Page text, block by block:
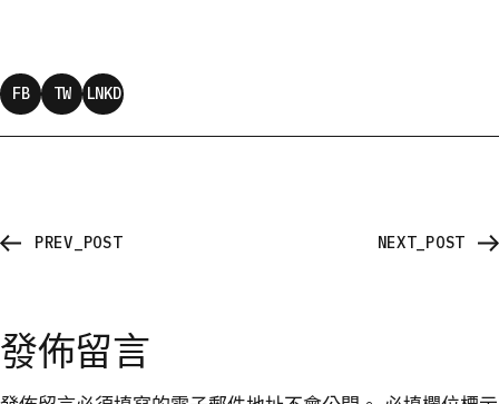
FB TW LNKD
PREV_POST NEXT_POST
發佈留言